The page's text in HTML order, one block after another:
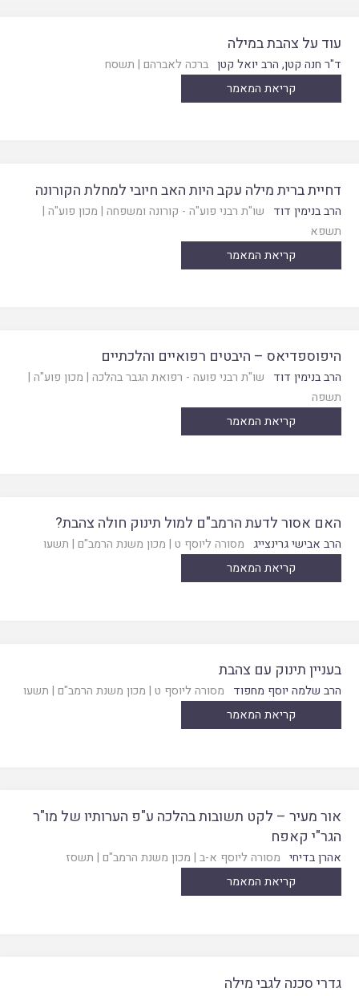
עוד על צהבת במילה
ד"ר חנה קטן, הרב יואל קטן ברכה לאברהם | תשסח
קריאת המאמר
דחיית ברית מילה עקב היות האב חיובי למחלת הקורונה
הרב בנימין דוד שו"ת רבני פוע"ה - קורונה ומשפחה | מכון פוע"ה |
תשפא
קריאת המאמר
היפוספדיאס – היבטים רפואיים והלכתיים
הרב בנימין דוד שו"ת רבני פועה - רפואת הגבר בהלכה | מכון פוע"ה |
תשפה
קריאת המאמר
האם אסור לדעת הרמב"ם למול תינוק חולה צהבת?
הרב אבישי גרינצייג מסורה ליוסף ט | מכון משנת הרמב"ם | תשעו
קריאת המאמר
בעניין תינוק עם צהבת
הרב שלמה יוסף מחפוד מסורה ליוסף ט | מכון משנת הרמב"ם | תשעו
קריאת המאמר
אור מעיר – לקט תשובות בהלכה ע"פ הערותיו של מו"ר
הגר"י קאפח
אהרן בדיחי מסורה ליוסף א-ב | מכון משנת הרמב"ם | תשסז
קריאת המאמר
גדרי סכנה לגבי מילה